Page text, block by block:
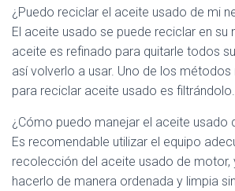
¿Puedo reciclar el aceite usado de mi
El aceite usado se puede reciclar en su
aceite es refinado para quitarle todos
así volverlo a usar. Uno de los
para reciclar aceite usado es filtrándolo.
¿Cómo puedo manejar el aceite usado
Es recomendable utilizar el equipo
recolección del aceite usado de motor,
hacerlo de manera ordenada y limpia